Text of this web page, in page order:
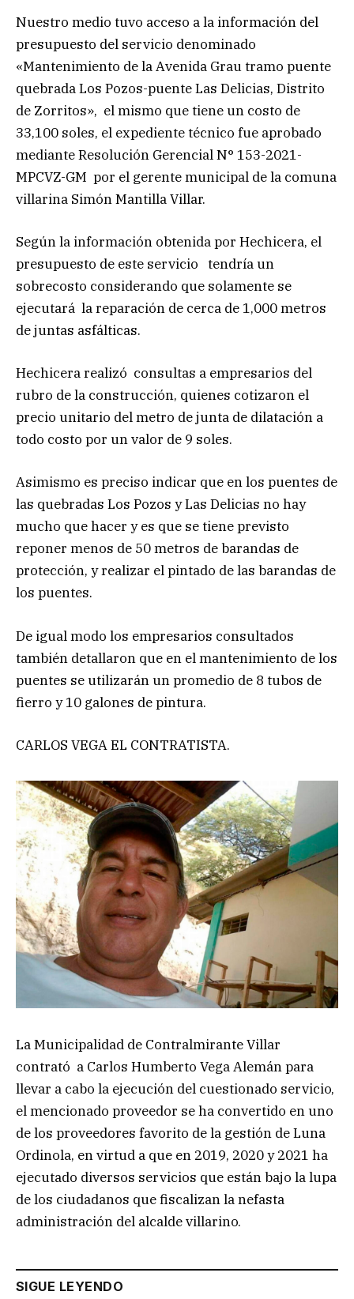
Nuestro medio tuvo acceso a la información del
presupuesto del servicio denominado
«Mantenimiento de la Avenida Grau tramo puente
quebrada Los Pozos-puente Las Delicias, Distrito
de Zorritos», el mismo que tiene un costo de
33,100 soles, el expediente técnico fue aprobado
mediante Resolución Gerencial N° 153-2021-
MPCVZ-GM por el gerente municipal de la comuna
villarina Simón Mantilla Villar.
Según la información obtenida por Hechicera, el
presupuesto de este servicio tendría un
sobrecosto considerando que solamente se
ejecutará la reparación de cerca de 1,000 metros
de juntas asfálticas.
Hechicera realizó consultas a empresarios del
rubro de la construcción, quienes cotizaron el
precio unitario del metro de junta de dilatación a
todo costo por un valor de 9 soles.
Asimismo es preciso indicar que en los puentes de
las quebradas Los Pozos y Las Delicias no hay
mucho que hacer y es que se tiene previsto
reponer menos de 50 metros de barandas de
protección, y realizar el pintado de las barandas de
los puentes.
De igual modo los empresarios consultados
también detallaron que en el mantenimiento de los
puentes se utilizarán un promedio de 8 tubos de
fierro y 10 galones de pintura.
CARLOS VEGA EL CONTRATISTA.
La Municipalidad de Contralmirante Villar
contrató a Carlos Humberto Vega Alemán para
llevar a cabo la ejecución del cuestionado servicio,
el mencionado proveedor se ha convertido en uno
de los proveedores favorito de la gestión de Luna
Ordinola, en virtud a que en 2019, 2020 y 2021 ha
ejecutado diversos servicios que están bajo la lupa
de los ciudadanos que fiscalizan la nefasta
administración del alcalde villarino.
SIGUE LEYENDO